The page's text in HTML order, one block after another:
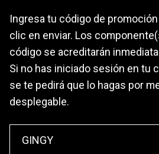
Ingresa tu código de
clic en enviar. Los
código se acreditarán
Si no has iniciado sesión en tu
se te pedirá que lo hagas por
desplegable.